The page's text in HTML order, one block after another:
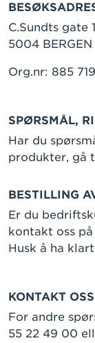
C.Sundts gate
5004 BERGEN
Org.nr: 885
SPØRSMÅL,
Har du
produkter, gå
BESTILLING
Er du
kontakt oss på
Husk å ha
KONTAKT OSS
For andre
55 22 49 00